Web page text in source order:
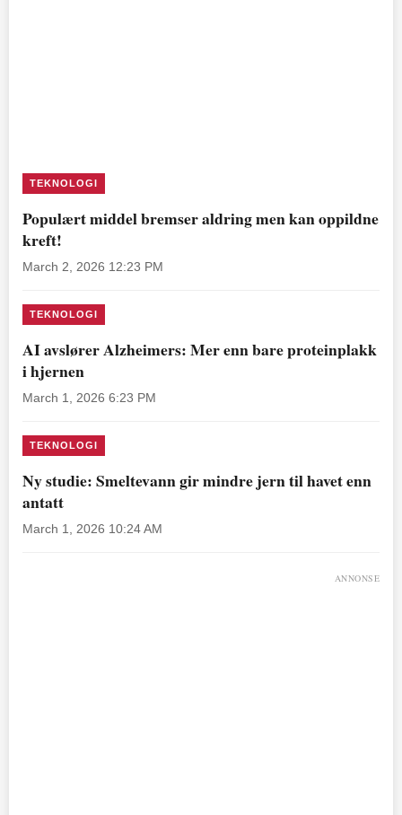
TEKNOLOGI
Populært middel bremser aldring men kan oppildne
kreft!
March 2, 2026 12:23 PM
TEKNOLOGI
AI avslører Alzheimers: Mer enn bare proteinplakk
i hjernen
March 1, 2026 6:23 PM
TEKNOLOGI
Ny studie: Smeltevann gir mindre jern til havet enn
antatt
March 1, 2026 10:24 AM
ANNONSE